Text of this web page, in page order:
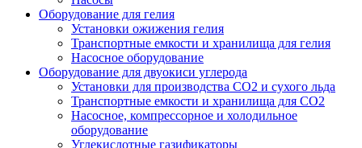
Оборудование для гелия
Установки ожижения гелия
Транспортные емкости и хранилища для гелия
Насосное оборудование
Оборудование для двуокиси углерода
Установки для производства СО2 и сухого льда
Транспортные емкости и хранилища для CO2
Насосное, компрессорное и холодильное
оборудование
Углекислотные газификаторы